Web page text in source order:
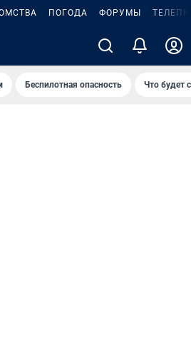
ПОГОДА ФОРУМЫ
Беспилотная опасность Что будет